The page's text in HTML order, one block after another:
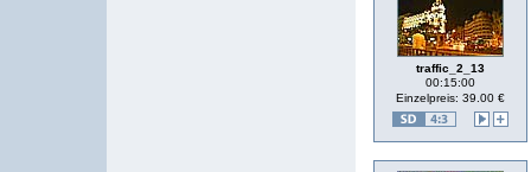
traffic_2_13
00:15:00
Einzelpreis: 39.00 €